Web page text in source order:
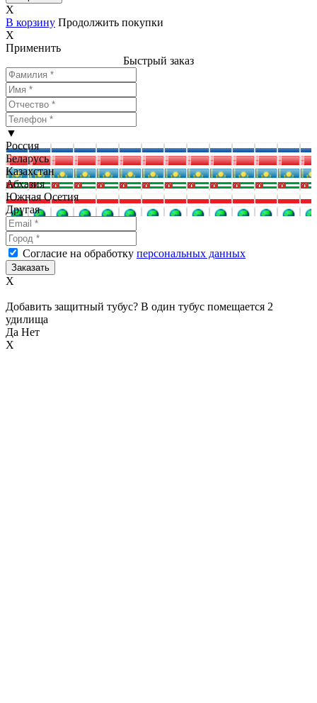
X
В корзину Продолжить покупки
X
Применить
Быстрый заказ
▼
Россия
Беларусь
Казахстан
Абхазия
Южная Осетия
Другая
Согласие на обработку персональных данных
X
Добавить защитный тубус? В один тубус помещается 2
удилища
Да Нет
X